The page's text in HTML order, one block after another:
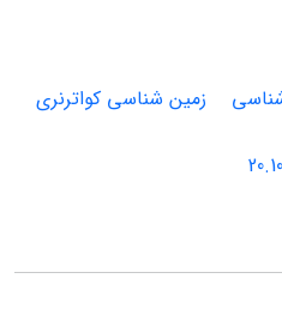
زمین ‌شناسی کواترنری